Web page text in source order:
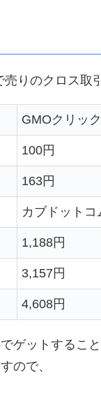
りのクロス取
GMOクリッ
100円
163円
カブドットコ
1,188円
3,157円
4,608円
ゲットすること
ので、